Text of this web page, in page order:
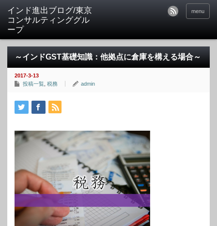
インド進出ブログ/東京
コンサルティンググル
ープ
menu
～インドGST基礎知識：他拠点に倉庫を構える場合～
2017-3-13
投稿一覧 税務 admin